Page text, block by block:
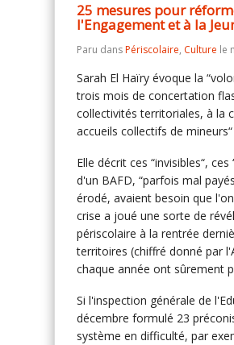
25 mesures pour
l'Engagement et à la
Paru dansPériscolaire, Culture le
Sarah El Haïry évoque la
trois mois de concertation
collectivités territoriales, à la
accueils collectifs de
Elle décrit ces “invisibles“,
d'un BAFD, “parfois mal
érodé, avaient besoin que
crise a joué une sorte de
périscolaire à la rentrée
territoires (chiffré donné par
chaque année ont sûrement
Si l'inspection générale de
décembre formulé 23
système en difficulté, par